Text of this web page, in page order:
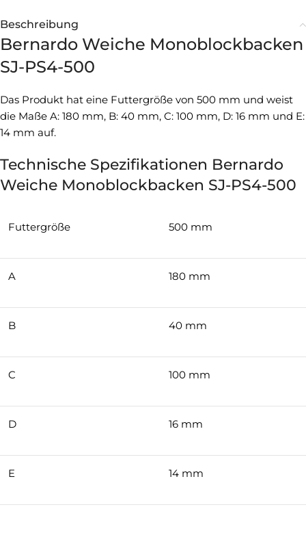
Beschreibung
Bernardo Weiche Monoblockbacken
SJ-PS4-500
Das Produkt hat eine Futtergröße von 500 mm und weist
die Maße A: 180 mm, B: 40 mm, C: 100 mm, D: 16 mm und E:
14 mm auf.
Technische Spezifikationen Bernardo
Weiche Monoblockbacken SJ-PS4-500
Futtergröße 500 mm
A 180 mm
B 40 mm
C 100 mm
D 16 mm
E 14 mm